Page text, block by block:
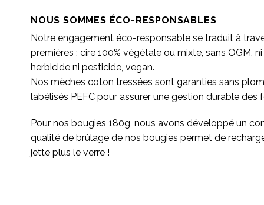
NOUS SOMMES ÉCO-RESPONSABLES
Notre engagement éco-responsable se traduit à
premières : cire 100% végétale ou mixte, sans OGM,
herbicide ni pesticide, vegan.
Nos mèches coton tressées sont garanties sans
labélisés PEFC pour assurer une gestion durable des
Pour nos bougies 180g, nous avons développé un
qualité de brûlage de nos bougies permet de
jette plus le verre !